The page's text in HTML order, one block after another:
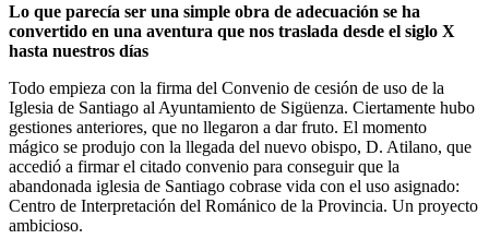
Lo que parecía ser una simple obra de adecuación se ha
convertido en una aventura que nos traslada desde el siglo X
hasta nuestros días
Todo empieza con la firma del Convenio de cesión de uso de la
Iglesia de Santiago al Ayuntamiento de Sigüenza. Ciertamente hubo
gestiones anteriores, que no llegaron a dar fruto. El momento
mágico se produjo con la llegada del nuevo obispo, D. Atilano, que
accedió a firmar el citado convenio para conseguir que la
abandonada iglesia de Santiago cobrase vida con el uso asignado:
Centro de Interpretación del Románico de la Provincia. Un proyecto
ambicioso.